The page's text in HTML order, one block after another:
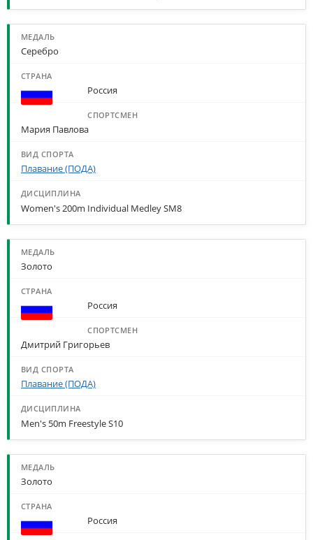
Серебро
Россия
Мария Павлова
Плавание (ПОДА)
Women's 200m Individual Medley SM8
Золото
Россия
Дмитрий Григорьев
Плавание (ПОДА)
Men's 50m Freestyle S10
Золото
Россия